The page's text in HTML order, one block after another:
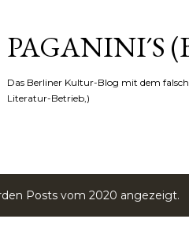
PAGANINI´S
Das Berliner Kultur-Blog mit dem
Literatur-Betrieb,)
Posts vom 2020 angezeigt.